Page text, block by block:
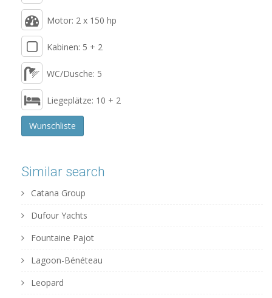
Motor: 2 x 150 hp
Kabinen: 5 + 2
WC/Dusche: 5
Liegeplätze: 10 + 2
Wunschliste
Similar search
Catana Group
Dufour Yachts
Fountaine Pajot
Lagoon-Bénéteau
Leopard